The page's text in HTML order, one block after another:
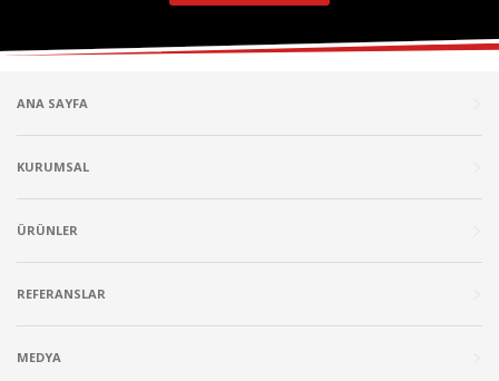
ANA SAYFA
KURUMSAL
ÜRÜNLER
REFERANSLAR
MEDYA